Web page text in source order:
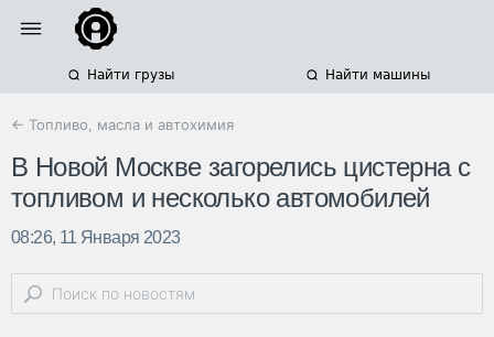
Найти грузы Найти машины
← Топливо, масла и автохимия
В Новой Москве загорелись цистерна с
топливом и несколько автомобилей
08:26, 11 Января 2023